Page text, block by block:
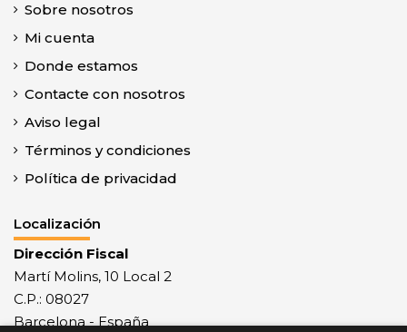
Sobre nosotros
Mi cuenta
Donde estamos
Contacte con nosotros
Aviso legal
Términos y condiciones
Política de privacidad
Localización
Dirección Fiscal
Martí Molins, 10 Local 2
C.P.: 08027
Barcelona - España